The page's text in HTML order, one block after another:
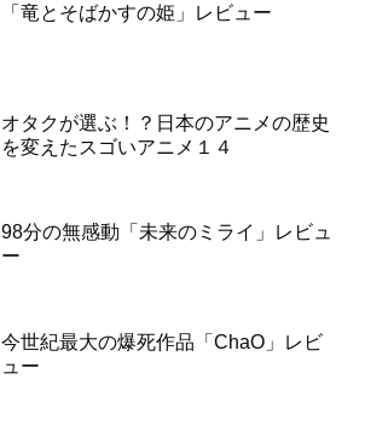
「竜とそばかすの姫」レビュー
オタクが選ぶ！？日本のアニメの歴史
を変えたスゴいアニメ１４
98分の無感動「未来のミライ」レビュ
ー
今世紀最大の爆死作品「ChaO」レビ
ュー